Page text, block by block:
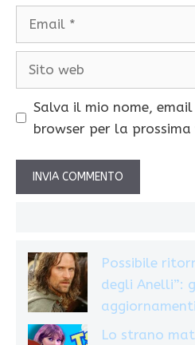
Salva il mio nome,
browser per la
Possibile
degli Anelli”:
aggiornamenti
Lo strano